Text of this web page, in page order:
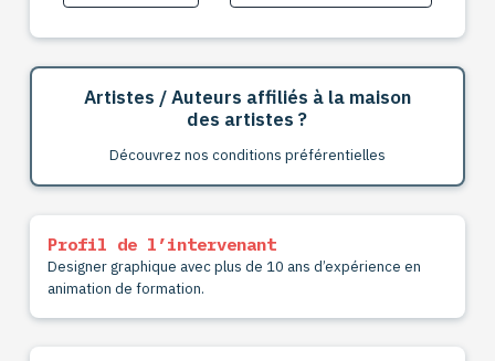
Artistes / Auteurs affiliés à la maison
des artistes ?
Découvrez nos conditions préférentielles
Profil de l’intervenant
Designer graphique avec plus de 10 ans d’expérience en
animation de formation.